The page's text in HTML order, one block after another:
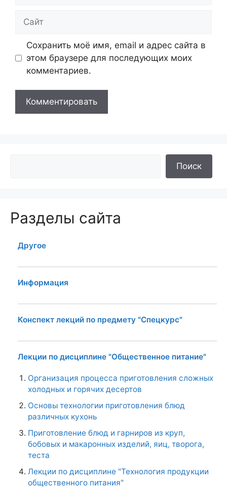
Сохранить моё имя, email и адрес сайта в
этом браузере для последующих моих
комментариев.
Поиск
Разделы сайта
Другое
Информация
Конспект лекций по предмету "Спецкурс"
Лекции по дисциплине "Общественное питание"
Организация процесса приготовления сложных
холодных и горячих десертов
Основы технологии приготовления блюд
различных кухонь
Приготовление блюд и гарниров из круп,
бобовых и макаронных изделий, яиц, творога,
теста
Лекции по дисциплине "Технология продукции
общественного питания"